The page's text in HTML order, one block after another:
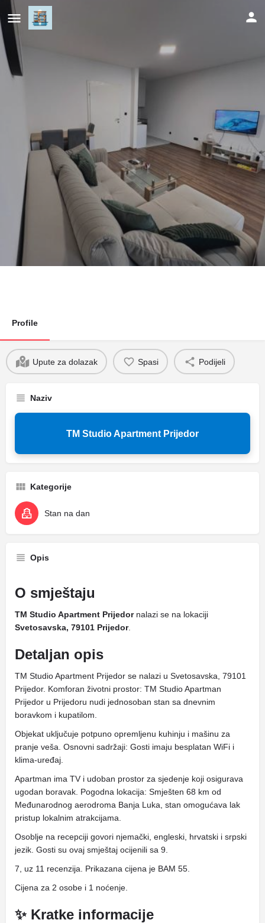
TM Studio Apartment Prijedor
Profile
Upute za dolazak Spasi Podijeli
Naziv
TM Studio Apartment Prijedor
Kategorije
Stan na dan
Opis
O smještaju
TM Studio Apartment Prijedornalazi se na lokaciji
Svetosavska, 79101 Prijedor.
Detaljan opis
TM Studio Apartment Prijedor se nalazi u Svetosavska, 79101
Prijedor. Komforan životni prostor: TM Studio Apartman
Prijedor u Prijedoru nudi jednosoban stan sa dnevnim
boravkom i kupatilom.
Objekat uključuje potpuno opremljenu kuhinju i mašinu za
pranje veša. Osnovni sadržaji: Gosti imaju besplatan WiFi i
klima-uređaj.
Apartman ima TV i udoban prostor za sjedenje koji osigurava
ugodan boravak. Pogodna lokacija: Smješten 68 km od
Međunarodnog aerodroma Banja Luka, stan omogućava lak
pristup lokalnim atrakcijama.
Osoblje na recepciji govori njemački, engleski, hrvatski i srpski
jezik. Gosti su ovaj smještaj ocijenili sa 9.
7, uz 11 recenzija. Prikazana cijena je BAM 55.
Cijena za 2 osobe i 1 noćenje.
✨ Kratke informacije